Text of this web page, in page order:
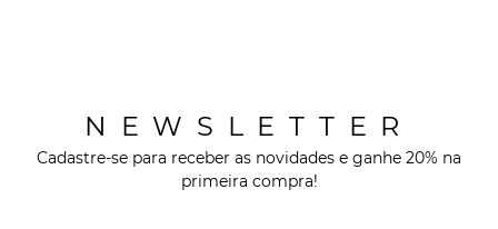
NEWSLETTER
Cadastre-se para receber as novidades e ganhe 20% na
primeira compra!